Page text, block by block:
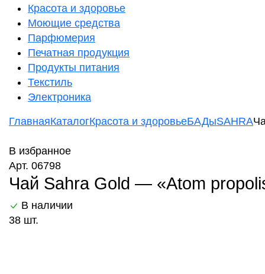
Красота и здоровье
Моющие средства
Парфюмерия
Печатная продукция
Продукты питания
Текстиль
Электроника
ГлавнаяКаталогКрасота и здоровьеБАДыSAHRA
В избранное
Арт. 06798
Чай Sahra Gold — «Atom
В наличии
38 шт.